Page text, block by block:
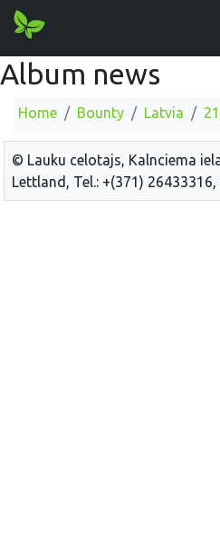
Album news
Home Bounty Latvia
© Lauku celotajs, Kalnciema
Lettland, Tel.: +(371) 26433316,